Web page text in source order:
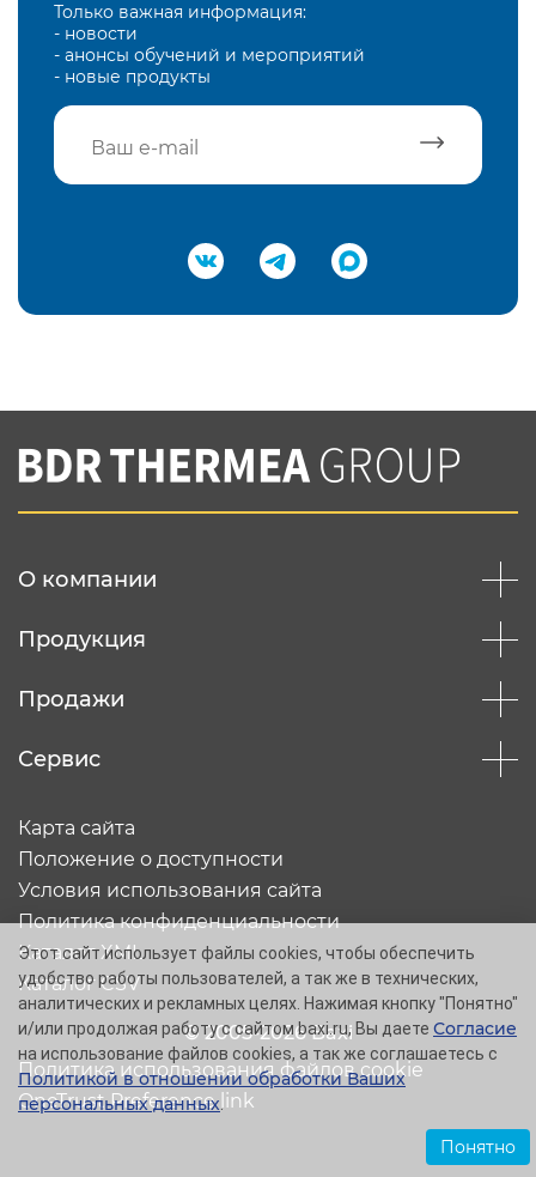
Только важная информация:
- новости
- анонсы обучений и мероприятий
- новые продукты
Подтвердить e-mail
Вы соглашаетесь с нашей политикой
конфеденциальности
О компании
Продукция
Продажи
Сервис
© 2005-2026 Baxi
Карта сайта
Положение о доступности
Условия использования сайта
Политика конфиденциальности
Каталог XML
Каталог CSV
Политика использования файлов cookie
OneTrust Preference link
Этот сайт использует файлы cookies, чтобы обеспечить
удобство работы пользователей, а так же в технических,
аналитических и рекламных целях. Нажимая кнопку "Понятно"
и/или продолжая работу с сайтом baxi.ru, Вы даете Согласие
на использование файлов cookies, а так же соглашаетесь с
Политикой в отношении обработки Ваших
персональных данных.
Понятно